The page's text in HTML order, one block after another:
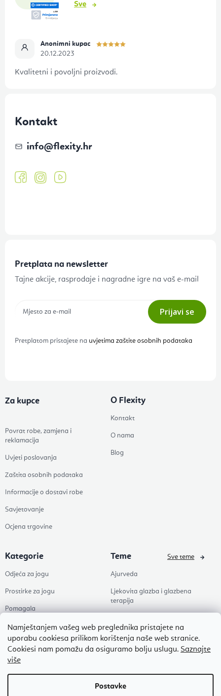
Namještanjem vašeg web preglednika pristajete na
uporabu cookiesa prilikom korištenja naše web stranice.
Cookiesi nam pomažu da osiguramo bolju uslugu. Saznajte
više
Sve
Anonimni kupac
20.12.2023
Kvalitetni i povoljni proizvodi.
Kontakt
info@flexity.hr
Pretplata na newsletter
Tajne akcije, rasprodaje i nagradne igre na vaš e-mail
Prijavi se
Pretplatom pristajete na uvjetima zaštite osobnih podataka
Za kupce
Povrat robe, zamjena i
reklamacija
Uvjeti poslovanja
Zaštita osobnih podataka
Informacije o dostavi robe
Savjetovanje
Ocjena trgovine
O Flexity
Kontakt
O nama
Blog
Kategorie
Odjeća za jogu
Prostirke za jogu
Pomagala
Zdravlje
Dodaci
Popusti
Teme
Ajurveda
Ljekovita glazba i glazbena
terapija
Pilates
Zen
Sve teme
. Sva prava pridržana.